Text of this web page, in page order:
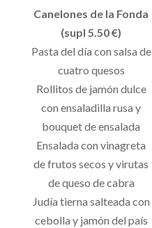
Canelones de la Fonda
(supl 5.50 €)
Pasta del día con salsa de
cuatro quesos
Rollitos de jamón dulce
con ensaladilla rusa y
bouquet de ensalada
Ensalada con vinagreta
de frutos secos y virutas
de queso de cabra
Judía tierna salteada con
cebolla y jamón del país